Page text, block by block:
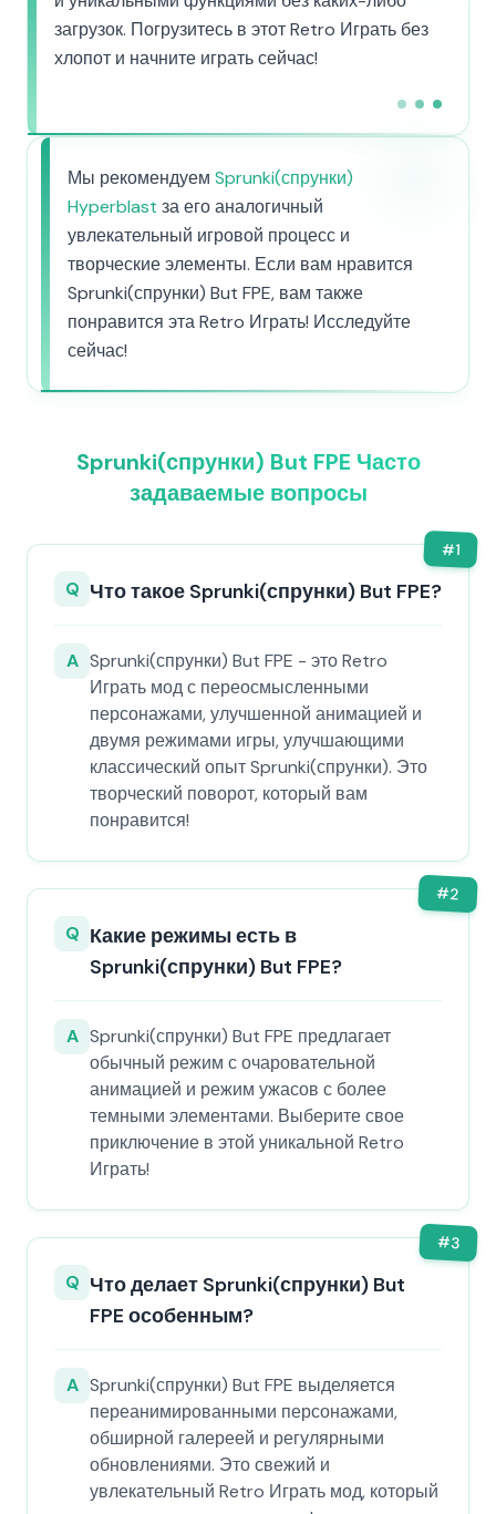
загрузок. Погрузитесь в этот Retro Играть без
хлопот и начните играть сейчас!
Мы рекомендуем Sprunki(спрунки)
Hyperblast за его аналогичный
увлекательный игровой процесс и
творческие элементы. Если вам нравится
Sprunki(спрунки) But FPE, вам также
понравится эта Retro Играть! Исследуйте
сейчас!
Sprunki(спрунки) But FPE Часто
задаваемые вопросы
#1
Q Что такое Sprunki(спрунки) But FPE?
A Sprunki(спрунки) But FPE - это Retro
Играть мод с переосмысленными
персонажами, улучшенной анимацией и
двумя режимами игры, улучшающими
классический опыт Sprunki(спрунки). Это
творческий поворот, который вам
понравится!
#2
Q Какие режимы есть в
Sprunki(спрунки) But FPE?
A Sprunki(спрунки) But FPE предлагает
обычный режим с очаровательной
анимацией и режим ужасов с более
темными элементами. Выберите свое
приключение в этой уникальной Retro
Играть!
#3
Q Что делает Sprunki(спрунки) But
FPE особенным?
A Sprunki(спрунки) But FPE выделяется
переанимированными персонажами,
обширной галереей и регулярными
обновлениями. Это свежий и
увлекательный Retro Играть мод, который